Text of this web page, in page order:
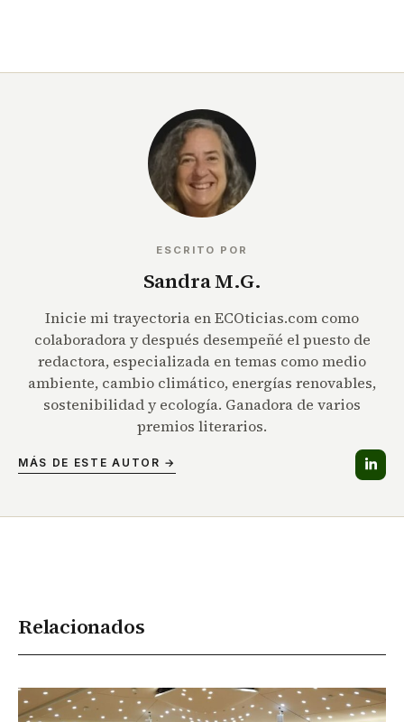
ESCRITO POR
Sandra M.G.
Inicie mi trayectoria en ECOticias.com como
colaboradora y después desempeñé el puesto de
redactora, especializada en temas como medio
ambiente, cambio climático, energías renovables,
sostenibilidad y ecología. Ganadora de varios
premios literarios.
MÁS DE ESTE AUTOR →
Relacionados